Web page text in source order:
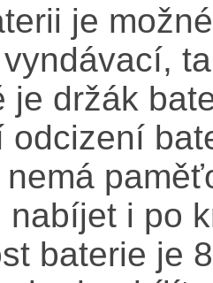
je
je držák
odcizení
nemá
nabíjet i po
baterie je